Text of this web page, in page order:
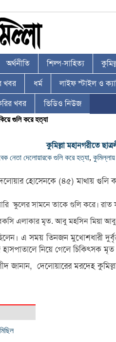
অর্থনীতি শিল্প-সাহিত্য
খবর ধর্ম লাইফ স্টাইল ও
খবর ভিডিও নিউজ
গুলি করে হত্যা
কুমিল্লা মহানগরীতে
নেতা দেলোয়ারকে গুলি করে হত্যা,
হোসেনকে (৪৫) মাথায় গুলি
স্কুলের সামনে তাকে গুলি করে।
এলাকার মৃত. আবু মহসিন মিয়া আবু
এ সময় তিনজন মুখোশধারী
হাসপাতালে নিয়ে গেলে চিকিৎসক
জানান, দেলোয়ারের মরদেহ